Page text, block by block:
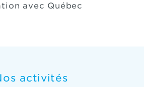
avec Québec
activités